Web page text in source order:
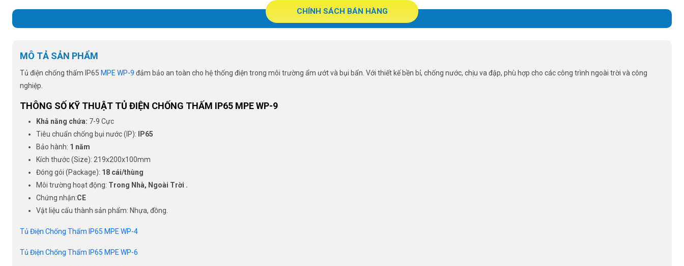
CHÍNH SÁCH BÁN HÀNG
MÔ TẢ SẢN PHẨM
Tủ điện chống thấm IP65 MPE WP-9 đảm bảo an toàn cho hệ thống điện trong môi trường ẩm ướt và bụi bẩn. Với thiết kế bền bỉ, chống nước, chịu va đập, phù hợp cho các công trình ngoài trời và công
nghiệp.
THÔNG SỐ KỸ THUẬT TỦ ĐIỆN CHỐNG THẤM IP65 MPE WP-9
Khả năng chứa: 7-9 Cực
Tiêu chuẩn chống bụi nước (IP):
IP65
Bảo hành: 1 năm
Kích thước (Size): 219x200x100mm
Đóng gói (Package): 18 cái/thùng
Môi trường hoạt động: Trong Nhà, Ngoài Trời .
Chứng nhận:CE
Vật liệu cấu thành sản phẩm: Nhựa, đồng.
Tủ Điện Chống Thấm IP65 MPE WP-4
Tủ Điện Chống Thấm IP65 MPE WP-6